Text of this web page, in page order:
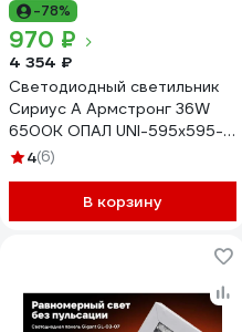
-78%
970 ₽
4 354 ₽
Светодиодный светильник
Сириус А Армстронг 36W
6500K ОПАЛ UNI-595x595-
36W-OP-65K
4(6)
В корзину